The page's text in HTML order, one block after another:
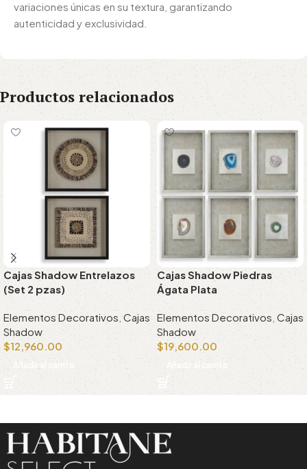
variaciones únicas en su textura, garantizando
autenticidad y exclusividad.
Productos relacionados
Cajas Shadow Entrelazos
(Set 2 pzas)
Elementos Decorativos,Cajas
Shadow
$12,960.00
Añadir al carrito
Cajas Shadow Piedras
Ágata Plata
Elementos Decorativos Cajas
Shadow
$19,600.00
Añadir al carrito